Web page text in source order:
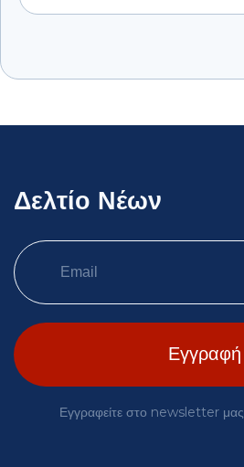
Δελτίο Νέων
Εγγραφείτε στο newsletter μας